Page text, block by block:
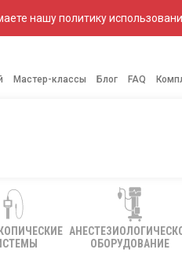
нашу политику
Мастер-классы Блог FAQ
ОБОРУДОВАНИЕ